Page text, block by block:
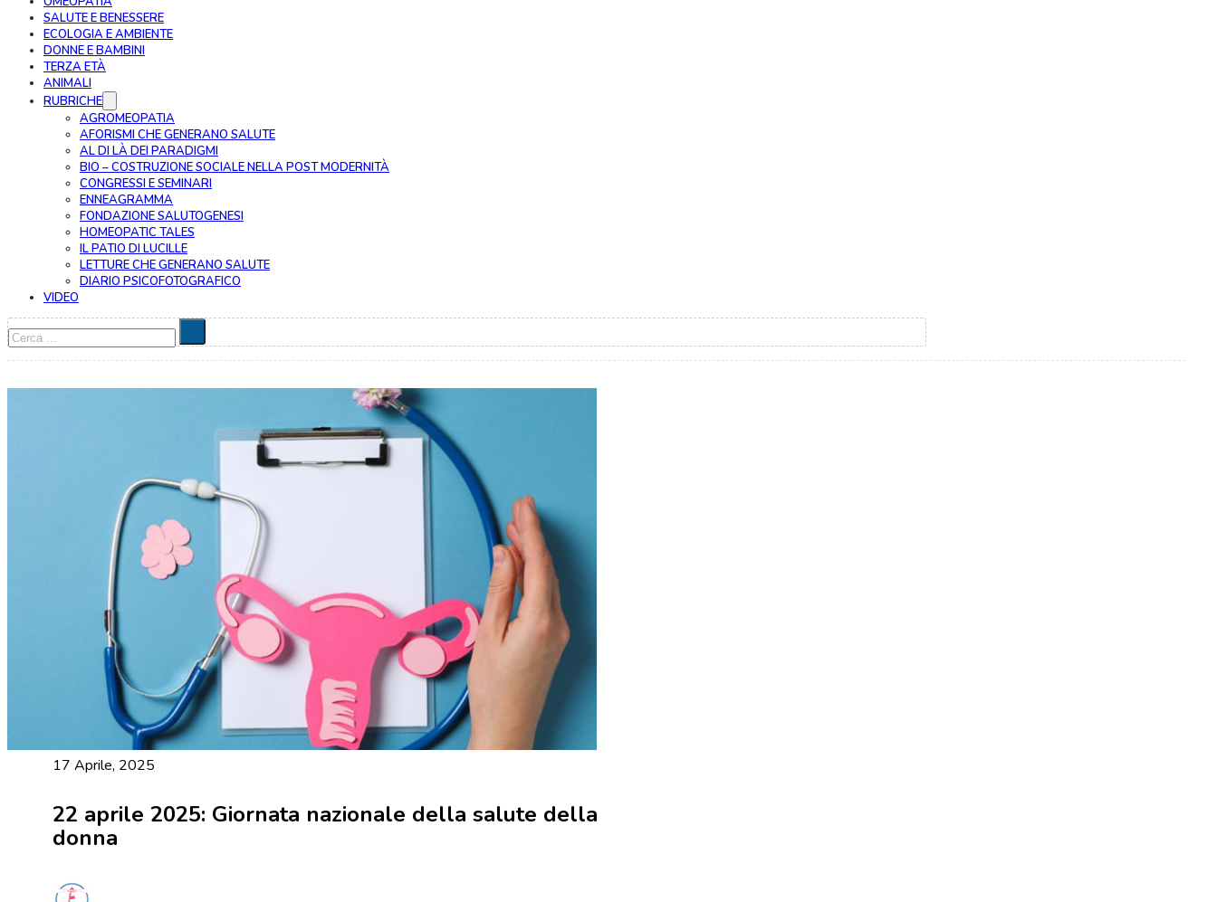
SALUTE E BENESSERE
ECOLOGIA E AMBIENTE
DONNE E BAMBINI
TERZA ETÀ
ANIMALI
RUBRICHE
AGROMEOPATIA
AFORISMI CHE GENERANO SALUTE
AL DI LÀ DEI PARADIGMI
BIO – COSTRUZIONE SOCIALE NELLA POST MODERNITÀ
CONGRESSI E SEMINARI
ENNEAGRAMMA
FONDAZIONE SALUTOGENESI
HOMEOPATIC TALES
IL PATIO DI LUCILLE
LETTURE CHE GENERANO SALUTE
DIARIO PSICOFOTOGRAFICO
VIDEO
Cerca
17 Aprile, 2025
22 aprile 2025: Giornata nazionale della salute della
donna